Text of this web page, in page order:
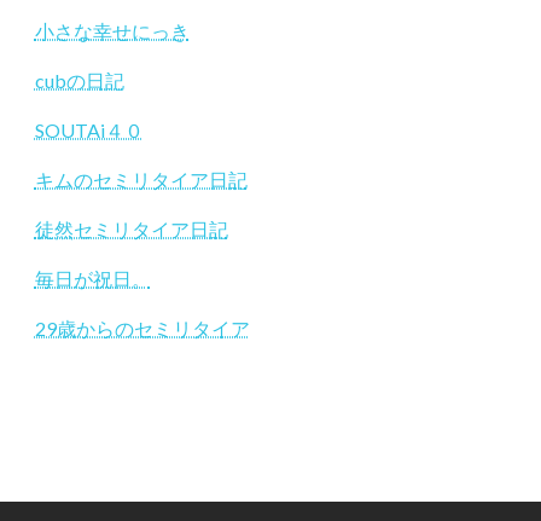
小さな幸せにっき
cubの日記
SOUTAi４０
キムのセミリタイア日記
徒然セミリタイア日記
毎日が祝日。
29歳からのセミリタイア